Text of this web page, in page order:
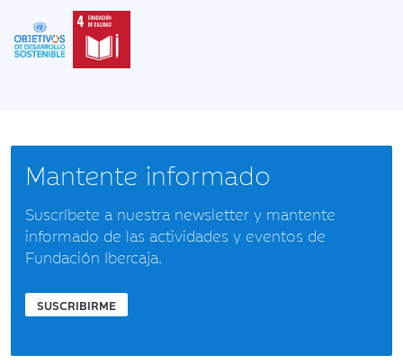
Mantente informado
Suscríbete a nuestra newsletter y mantente
informado de las actividades y eventos de
Fundación Ibercaja.
SUSCRIBIRME